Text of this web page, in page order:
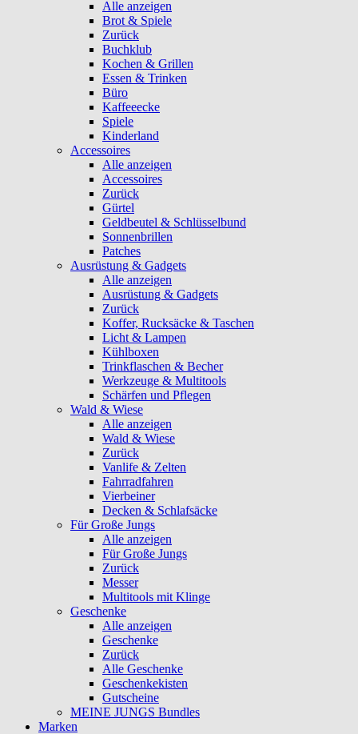
Alle anzeigen
Brot & Spiele
Zurück
Buchklub
Kochen & Grillen
Essen & Trinken
Büro
Kaffeeecke
Spiele
Kinderland
Accessoires
Alle anzeigen
Accessoires
Zurück
Gürtel
Geldbeutel & Schlüsselbund
Sonnenbrillen
Patches
Ausrüstung & Gadgets
Alle anzeigen
Ausrüstung & Gadgets
Zurück
Koffer, Rucksäcke & Taschen
Licht & Lampen
Kühlboxen
Trinkflaschen & Becher
Werkzeuge & Multitools
Schärfen und Pflegen
Wald & Wiese
Alle anzeigen
Wald & Wiese
Zurück
Vanlife & Zelten
Fahrradfahren
Vierbeiner
Decken & Schlafsäcke
Für Große Jungs
Alle anzeigen
Für Große Jungs
Zurück
Messer
Multitools mit Klinge
Geschenke
Alle anzeigen
Geschenke
Zurück
Alle Geschenke
Geschenkekisten
Gutscheine
MEINE JUNGS Bundles
Marken